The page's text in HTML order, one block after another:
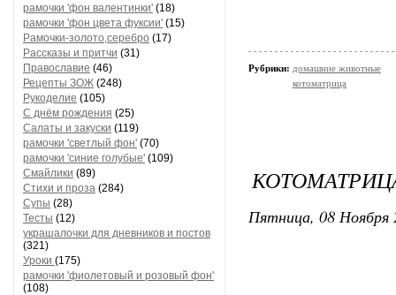
рамочки 'фон валентинки' (18)
рамочки 'фон цвета фуксии' (15)
Рамочки-золото,серебро (17)
Рассказы и притчи (31)
Православие (46)
Рецепты ЗОЖ (248)
Рукоделие (105)
С днём рождения (25)
Салаты и закуски (119)
рамочки 'светлый фон' (70)
рамочки 'синие голубые' (109)
Смайлики (89)
Стихи и проза (284)
Супы (28)
Тесты (12)
украшалочки для дневников и постов
(321)
Уроки (175)
рамочки 'фиолетовый и розовый фон'
(108)
Рубрики: домашние животные
котоматрица
Пятница, 08 Ноября